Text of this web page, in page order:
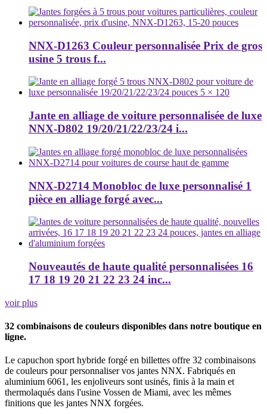
NNX-D1263 Couleur personnalisée Prix de gros
usine 5 trous f...
Jante en alliage de voiture personnalisée de luxe
NNX-D802 19/20/21/22/23/24 i...
NNX-D2714 Monobloc de luxe personnalisé 1
pièce en alliage forgé avec...
Nouveautés de haute qualité personnalisées 16
17 18 19 20 21 22 23 24 inc...
voir plus
32 combinaisons de couleurs disponibles dans notre boutique en
ligne.
Le capuchon sport hybride forgé en billettes offre 32 combinaisons
de couleurs pour personnaliser vos jantes NNX. Fabriqués en
aluminium 6061, les enjoliveurs sont usinés, finis à la main et
thermolaqués dans l'usine Vossen de Miami, avec les mêmes
finitions que les jantes NNX forgées.